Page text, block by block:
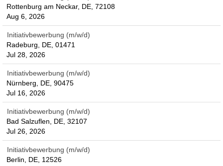
Rottenburg am Neckar, DE, 72108
Aug 6, 2026
Initiativbewerbung (m/w/d)
Radeburg, DE, 01471
Jul 28, 2026
Initiativbewerbung (m/w/d)
Nürnberg, DE, 90475
Jul 16, 2026
Initiativbewerbung (m/w/d)
Bad Salzuflen, DE, 32107
Jul 26, 2026
Initiativbewerbung (m/w/d)
Berlin, DE, 12526